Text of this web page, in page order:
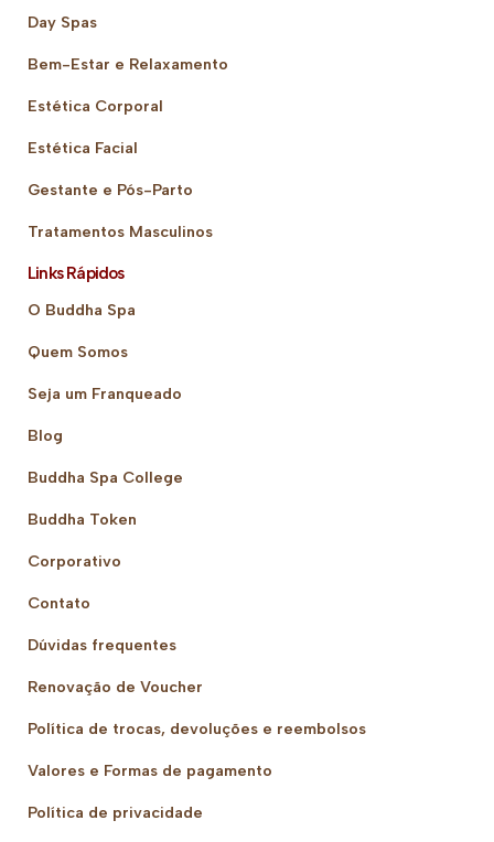
Day Spas
Bem-Estar e Relaxamento
Estética Corporal
Estética Facial
Gestante e Pós-Parto
Tratamentos Masculinos
Links Rápidos
O Buddha Spa
Quem Somos
Seja um Franqueado
Blog
Buddha Spa College
Buddha Token
Corporativo
Contato
Dúvidas frequentes
Renovação de Voucher
Política de trocas, devoluções e reembolsos
Valores e Formas de pagamento
Política de privacidade